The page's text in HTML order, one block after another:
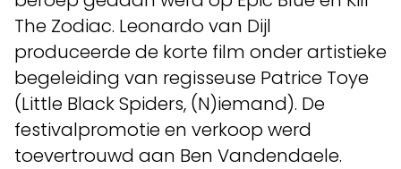
The Zodiac. Leonardo van Dijl
produceerde de korte film onder artistieke
begeleiding van regisseuse Patrice Toye
(Little Black Spiders, (N)iemand). De
festivalpromotie en verkoop werd
toevertrouwd aan Ben Vandendaele.